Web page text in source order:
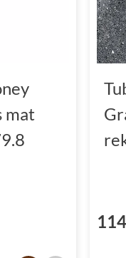
mat